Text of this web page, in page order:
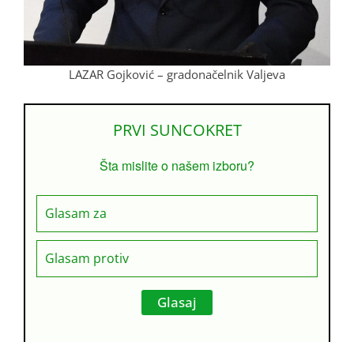
LAZAR Gojković – gradonačelnik Valjeva
PRVI SUNCOKRET
Šta mislite o našem izboru?
Glasam za
Glasam protiv